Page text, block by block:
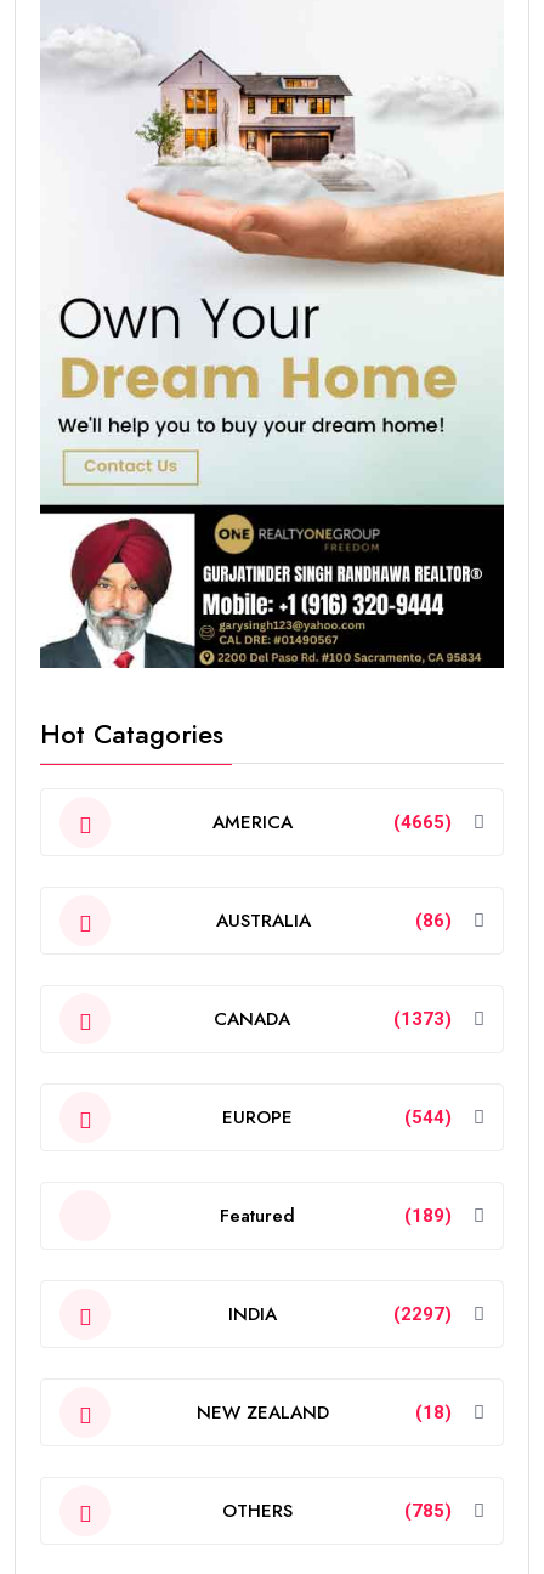
Hot Catagories
AMERICA (4665)
AUSTRALIA (86)
CANADA (1373)
EUROPE (544)
Featured (189)
INDIA (2297)
NEW ZEALAND (18)
OTHERS (785)